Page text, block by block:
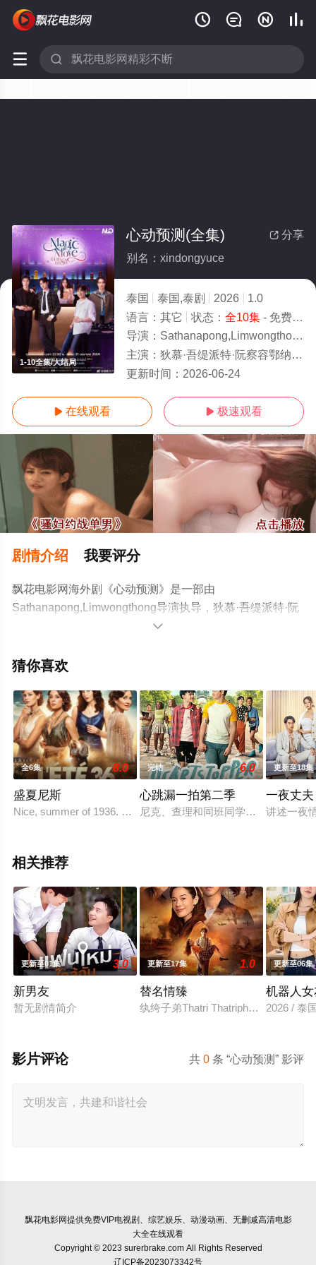
   
 
1-10全集/大结局
 分享
心动预测(全集)
别名：xindongyuce
泰国 泰国,泰剧 2026
1.0
语言： 其它 状态： 全10集- 免费在线观看
导演： Sathanapong,Limwongthong
主演： 狄慕·吾缇派特·阮察容鄂纳睿叱缇,普拉亚·帕东苏克,查纳甘·彭斯里旺,
更新时间： 2026-06-24
 在线观看  极速观看
剧情介绍 我要评分
飘花电影网海外剧《心动预测》是一部由
Sathanapong,Limwongthong导演执导，狄慕·吾缇派特·阮
察容鄂纳睿叱缇,普拉亚·帕东苏克,查纳甘·彭斯里旺,等演员
集），手机免费观看高清未删减完整版电视剧全集就上飘
情网等平台了解。

猜你喜欢
全6集 8.0
盛夏尼斯
Nice, summer of 1936. The elite are stunned as the first working-
完结 6.0
心跳漏一拍第二季
尼克、查理和同班同学都回来了！人
更新至18集
一夜丈夫
讲述一夜
相关推荐
更新至01集 3.0
新男友
暂无剧情简介
更新至17集 1.0
替名情臻
纨绔子弟Thatri Thatriphan因挥霍无
更新至06集
机器人
2026 / 泰
共0 条 “心动预测” 影评
影片评论
飘花电影网提供免费VIP电视剧、综艺娱乐、动漫动画、无删减高清电影
大全在线观看
Copyright © 2023 surerbrake.com All Rights Reserved
辽ICP备2023073342号